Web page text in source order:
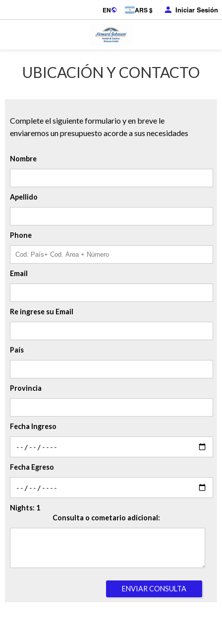
EN ARS $ Iniciar Sesión
UBICACIÓN Y CONTACTO
Complete el siguiente formulario y en breve le
enviaremos un presupuesto acorde a sus necesidades
Nombre
Apellido
Phone
Email
Re ingrese su Email
País
Provincia
Fecha Ingreso
Fecha Egreso
Nights: 1
Consulta o cometario adicional:
ENVIAR CONSULTA